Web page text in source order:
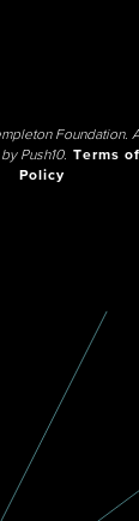
Foundation.
Push10. Terms
Policy